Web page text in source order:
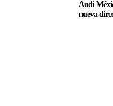
Audi
nueva